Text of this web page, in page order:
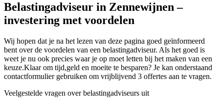
Belastingadviseur in Zennewijnen –
investering met voordelen
Wij hopen dat je na het lezen van deze pagina goed geïnformeerd
bent over de voordelen van een belastingadviseur. Als het goed is
weet je nu ook precies waar je op moet letten bij het maken van een
keuze.Klaar om tijd,geld en moeite te besparen? Je kan onderstaand
contactformulier gebruiken om vrijblijvend 3 offertes aan te vragen.
Veelgestelde vragen over belastingadviseurs uit